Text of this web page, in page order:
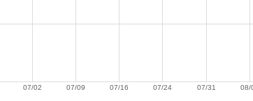
08/
07/31
07/24
07/16
07/09
07/02